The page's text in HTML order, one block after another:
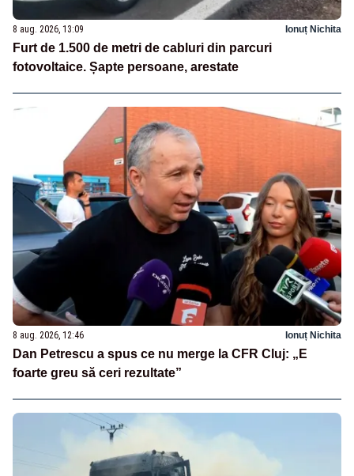
8 aug. 2026, 13:09 Ionuț Nichita
Furt de 1.500 de metri de cabluri din parcuri
fotovoltaice. Șapte persoane, arestate
8 aug. 2026, 12:46 Ionuț Nichita
Dan Petrescu a spus ce nu merge la CFR Cluj: „E
foarte greu să ceri rezultate”